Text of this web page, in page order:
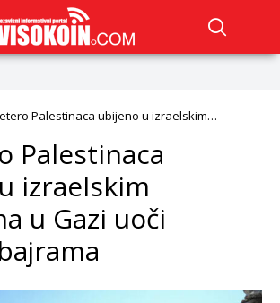
Palestinaca ubijeno u izraelskim
Palestinaca
izraelskim
u Gazi uoči